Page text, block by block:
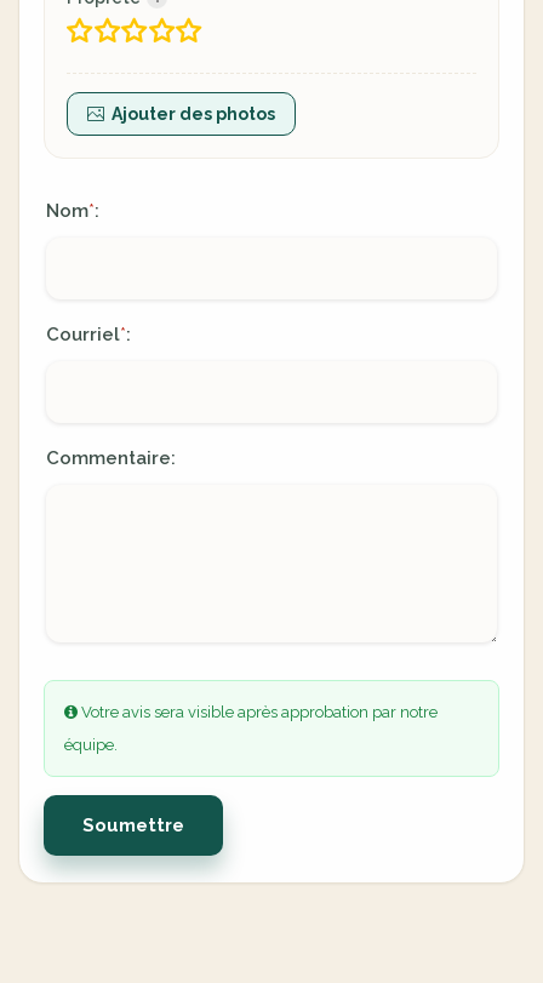
Ajouter des photos
Nom*:
Courriel*:
Commentaire:
Votre avis sera visible après approbation par notre
équipe.
Soumettre